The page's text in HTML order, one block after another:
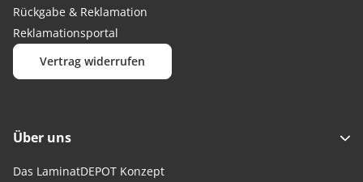
Rückgabe & Reklamation
Reklamationsportal
Vertrag widerrufen
Über uns
Das LaminatDEPOT Konzept